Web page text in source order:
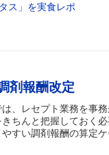
ス」を実食レポ
剤報酬改定
、レセプト業務を事
ちんと把握しておく
すい調剤報酬の算定